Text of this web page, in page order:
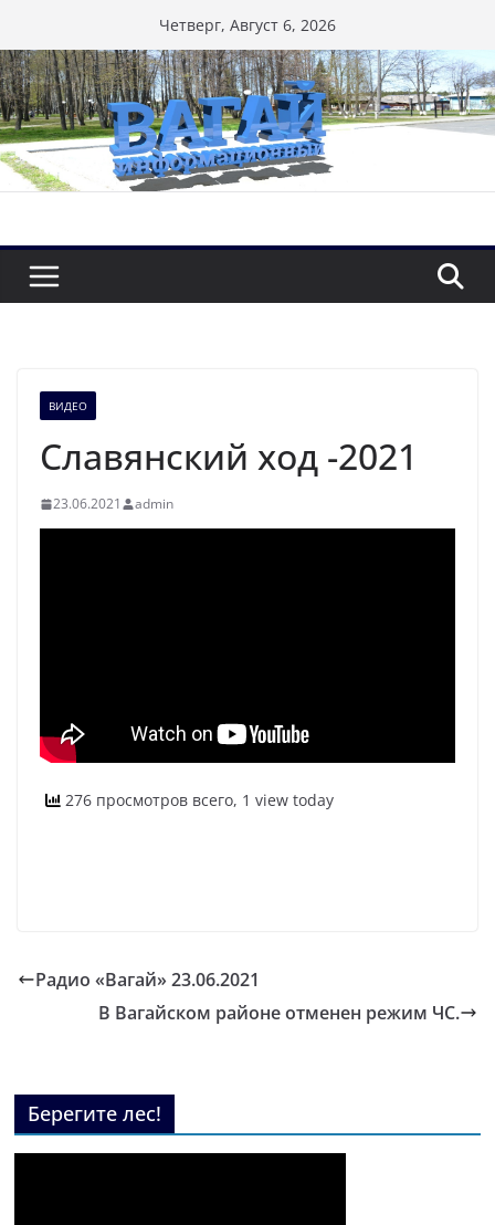
к
содержимому
Четверг, Август 6, 2026
ВИДЕО
Славянский ход -2021
23.06.2021 admin
276 просмотров всего, 1 view today
Радио «Вагай» 23.06.2021
В Вагайском районе отменен режим ЧС.
Берегите лес!